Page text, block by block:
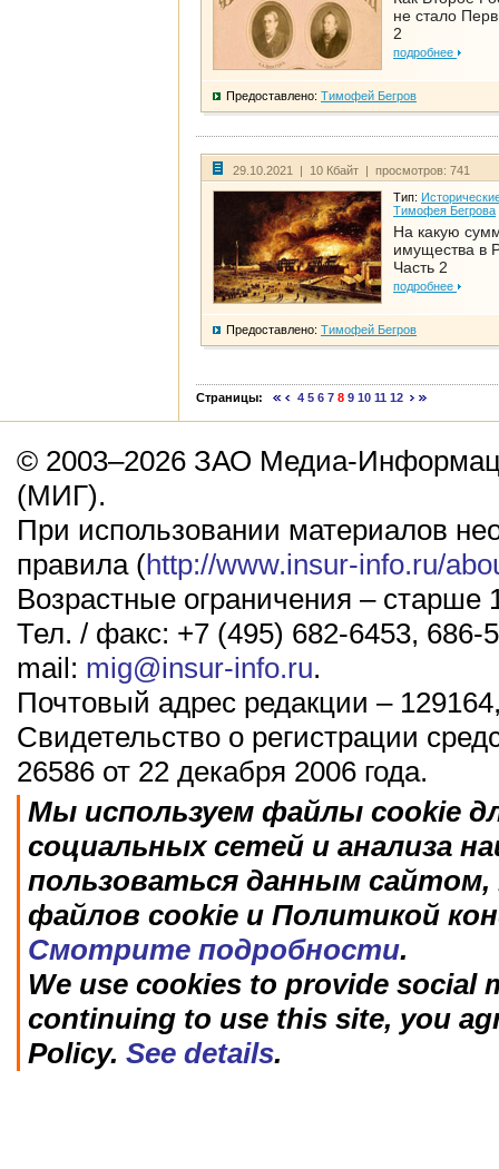
не стало
2
подробнее
Предоставлено: Тимофей Бегров
29.10.2021 | 10 Кбайт | просмотров: 741
Тип:
Тимофея Бегрова
На какую
имущества в
Часть 2
подробнее
Предоставлено: Тимофей Бегров
Страницы: 4 5 6 7 8 9 10 11 12
© 2003–2026 ЗАО Медиа-
(МИГ).
При использовании материалов
правила (http://www.insur-info.ru/
Возрастные ограничения – старше
Тел. / факс: +7 (495) 682-6453, 686-
mail: mig@insur-info.ru.
Почтовый адрес редакции –
Свидетельство о регистрации
26586 от 22 декабря 2006 года.
Мы используем файлы cookie
социальных сетей и анализа
пользоваться данным
файлов cookie и Политикой
Смотрите подробности.
We use cookies to provide social
continuing to use this site, you
Policy. See details.